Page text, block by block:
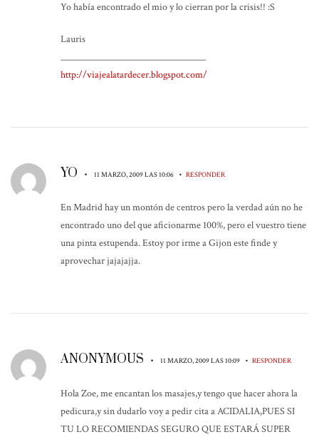
Yo había encontrado el mio y lo cierran por la crisis!! :S
Lauris
__________________________________
http://viajealatardecer.blogspot.com/
YO • 11 MARZO, 2009 LAS 10:06 • RESPONDER
En Madrid hay un montón de centros pero la verdad aún no he
encontrado uno del que aficionarme 100%, pero el vuestro tiene
una pinta estupenda. Estoy por irme a Gijon este finde y
aprovechar jajajajja.
ANONYMOUS • 11 MARZO, 2009 LAS 10:09 • RESPONDER
Hola Zoe, me encantan los masajes,y tengo que hacer ahora la
pedicura,y sin dudarlo voy a pedir cita a ACIDALIA,PUES SI
TU LO RECOMIENDAS SEGURO QUE ESTARÁ SUPER